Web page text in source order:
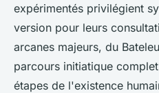
expérimentés privilégient
version pour leurs
arcanes majeurs, du
parcours initiatique
étapes de l'existence